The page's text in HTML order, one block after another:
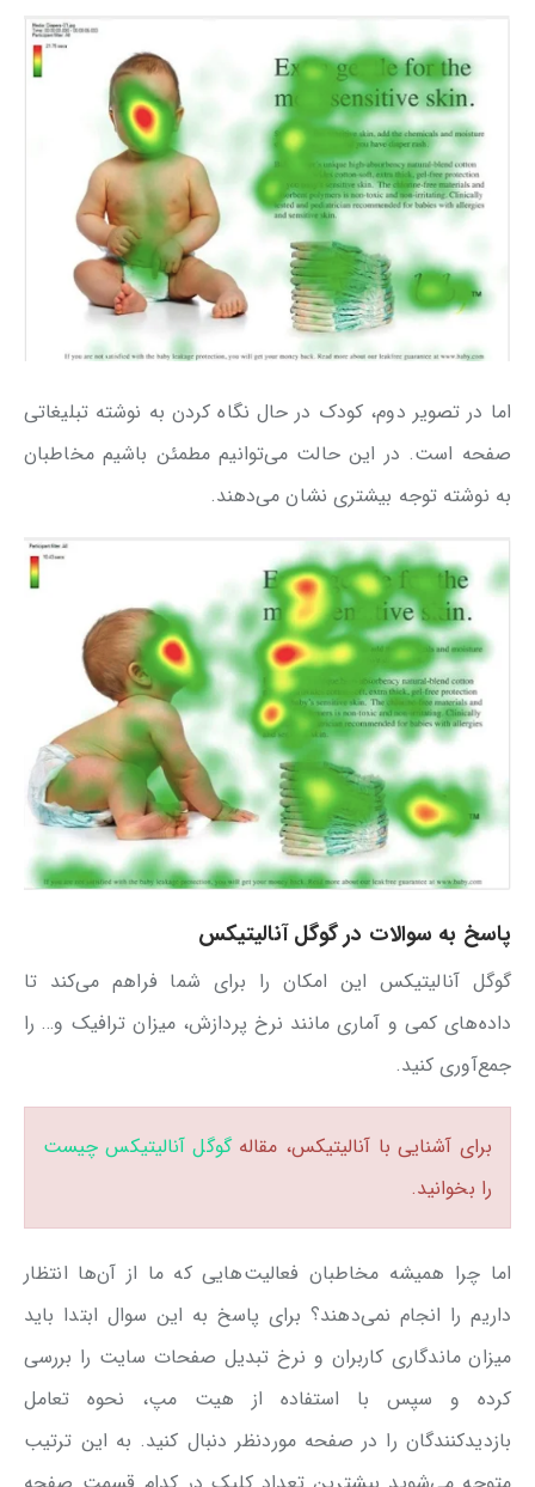
اما در تصویر دوم، کودک در حال نگاه کردن به نوشته تبلیغاتی
صفحه است. در این حالت می‌توانیم مطمئن باشیم مخاطبان
به نوشته توجه بیشتری نشان می‌دهند.
پاسخ به سوالات در گوگل آنالیتیکس
گوگل آنالیتیکس این امکان را برای شما فراهم می‌کند تا
داده‌های کمی و آماری مانند نرخ پردازش، میزان ترافیک و… را
جمع‌آوری کنید.
برای آشنایی با آنالیتیکس، مقالهگوگل آنالیتیکس چیست
را بخوانید.
اما چرا همیشه مخاطبان فعالیت‌هایی که ما از آن‌ها انتظار
داریم را انجام نمی‌دهند؟ برای پاسخ به این سوال ابتدا باید
میزان ماندگاری کاربران و نرخ تبدیل صفحات سایت را بررسی
کرده و سپس با استفاده از هیت مپ، نحوه تعامل
بازدیدکنندگان را در صفحه موردنظر دنبال کنید. به این ترتیب